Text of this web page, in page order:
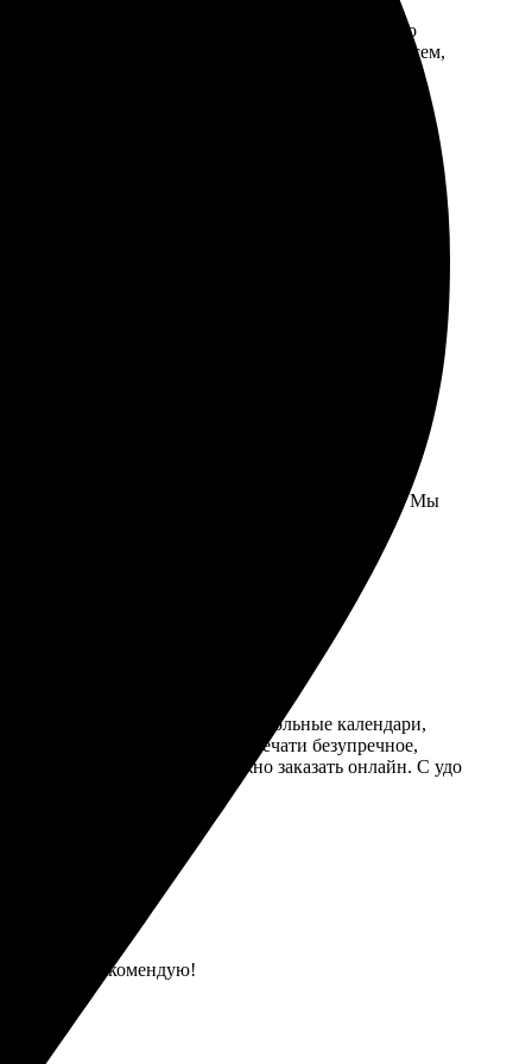
загружаешь фото, настраиваешь. Качество
разные форматы и дизайны. Рекомендую всем,
и загрузила фото. Качество печати порадовало,
рекомендую!
и интуитивное, а выбор дизайнов впечатляет. Мы
довольна результатом. Рекомендую всем!
с заказом. Заказала настольные календари,
следующий день. Качество печати безупречное,
Очень удобно, что можно заказать онлайн. С удо
высоте, рекомендую!